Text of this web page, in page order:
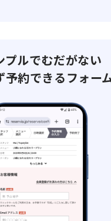
プルでむだがない
予約できるフォー